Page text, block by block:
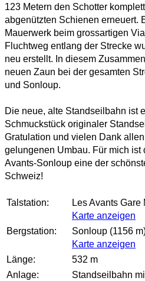
123 Metern den Schotter
abgenützten Schienen erneuert.
Mauerwerk beim grossartigen
Fluchtweg entlang der Strecke
neu erstellt. In diesem
neuen Zaun bei der gesamten
und Sonloup.
Die neue, alte Standseilbahn ist
Schmuckstück originaler
Gratulation und vielen Dank
gelungenen Umbau. Für mich
Avants-Sonloup eine der
Schweiz!
Talstation:
Les Avants Gare
Karte anzeigen
Bergstation:
Sonloup (1156
Karte anzeigen
Länge:
532 m
Anlage:
Standseilbahn